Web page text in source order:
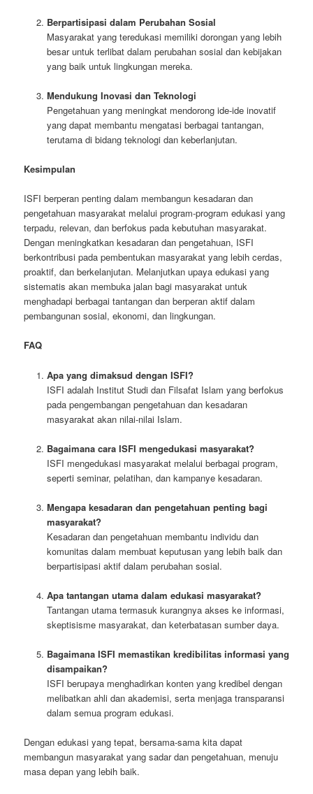
Berpartisipasi dalam Perubahan Sosial
Masyarakat yang teredukasi memiliki dorongan yang lebih
besar untuk terlibat dalam perubahan sosial dan kebijakan
yang baik untuk lingkungan mereka.
Mendukung Inovasi dan Teknologi
Pengetahuan yang meningkat mendorong ide-ide inovatif
yang dapat membantu mengatasi berbagai tantangan,
terutama di bidang teknologi dan keberlanjutan.
Kesimpulan
ISFI berperan penting dalam membangun kesadaran dan
pengetahuan masyarakat melalui program-program edukasi yang
terpadu, relevan, dan berfokus pada kebutuhan masyarakat.
Dengan meningkatkan kesadaran dan pengetahuan, ISFI
berkontribusi pada pembentukan masyarakat yang lebih cerdas,
proaktif, dan berkelanjutan. Melanjutkan upaya edukasi yang
sistematis akan membuka jalan bagi masyarakat untuk
menghadapi berbagai tantangan dan berperan aktif dalam
pembangunan sosial, ekonomi, dan lingkungan.
FAQ
Apa yang dimaksud dengan ISFI?
ISFI adalah Institut Studi dan Filsafat Islam yang berfokus
pada pengembangan pengetahuan dan kesadaran
masyarakat akan nilai-nilai Islam.
Bagaimana cara ISFI mengedukasi masyarakat?
ISFI mengedukasi masyarakat melalui berbagai program,
seperti seminar, pelatihan, dan kampanye kesadaran.
Mengapa kesadaran dan pengetahuan penting bagi
masyarakat?
Kesadaran dan pengetahuan membantu individu dan
komunitas dalam membuat keputusan yang lebih baik dan
berpartisipasi aktif dalam perubahan sosial.
Apa tantangan utama dalam edukasi masyarakat?
Tantangan utama termasuk kurangnya akses ke informasi,
skeptisisme masyarakat, dan keterbatasan sumber daya.
Bagaimana ISFI memastikan kredibilitas informasi yang
disampaikan?
ISFI berupaya menghadirkan konten yang kredibel dengan
melibatkan ahli dan akademisi, serta menjaga transparansi
dalam semua program edukasi.
Dengan edukasi yang tepat, bersama-sama kita dapat
membangun masyarakat yang sadar dan pengetahuan, menuju
masa depan yang lebih baik.